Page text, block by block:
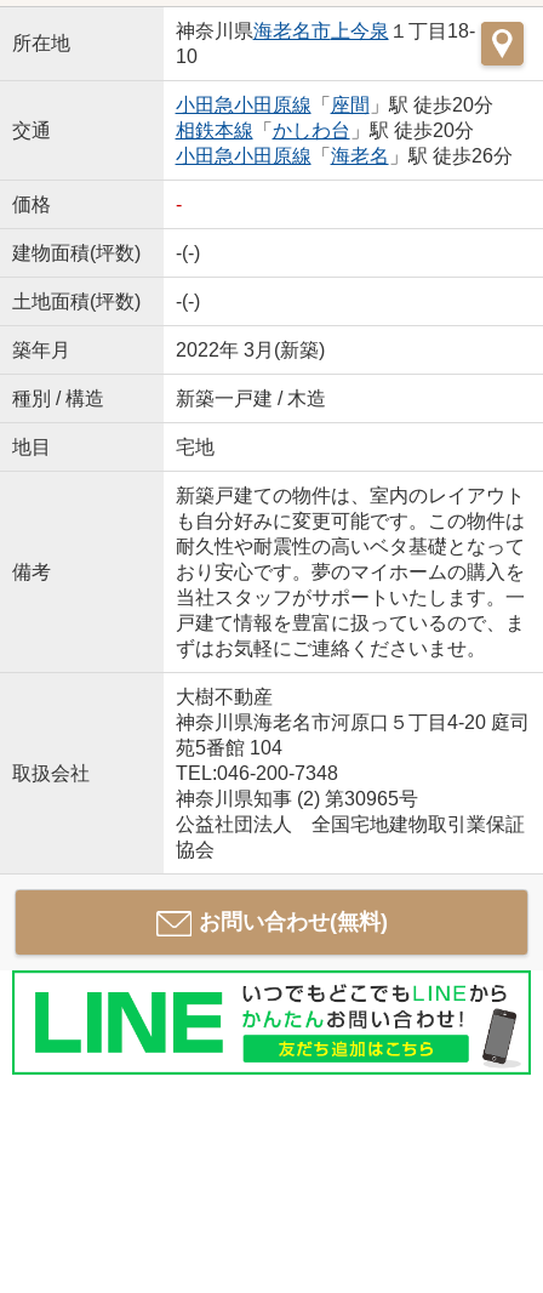
所在地
神奈川県海老名市上今泉 １丁目18-
10
交通
小田急小田原線 「 座間 」駅 徒歩20分
相鉄本線 「 かしわ台 」駅 徒歩20分
小田急小田原線 「 海老名 」駅 徒歩26分
価格 -
建物面積(坪数) -(-)
土地面積(坪数) -(-)
築年月 2022年 3月(新築)
種別 / 構造 新築一戸建 / 木造
地目 宅地
備考
新築戸建ての物件は、室内のレイアウト
も自分好みに変更可能です。この物件は
耐久性や耐震性の高いベタ基礎となって
おり安心です。夢のマイホームの購入を
当社スタッフがサポートいたします。一
戸建て情報を豊富に扱っているので、ま
ずはお気軽にご連絡くださいませ。
取扱会社
大樹不動産
神奈川県海老名市河原口５丁目4-20 庭司
苑5番館 104
TEL:046-200-7348
神奈川県知事 (2) 第30965号
公益社団法人 全国宅地建物取引業保証
協会
お問い合わせ(無料)